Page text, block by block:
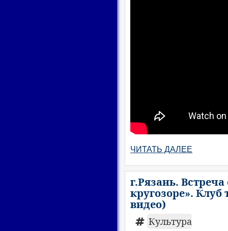
ЧИТАТЬ ДАЛЕЕ
г.Рязань.
кругозоре». Клуб
видео)
Культура